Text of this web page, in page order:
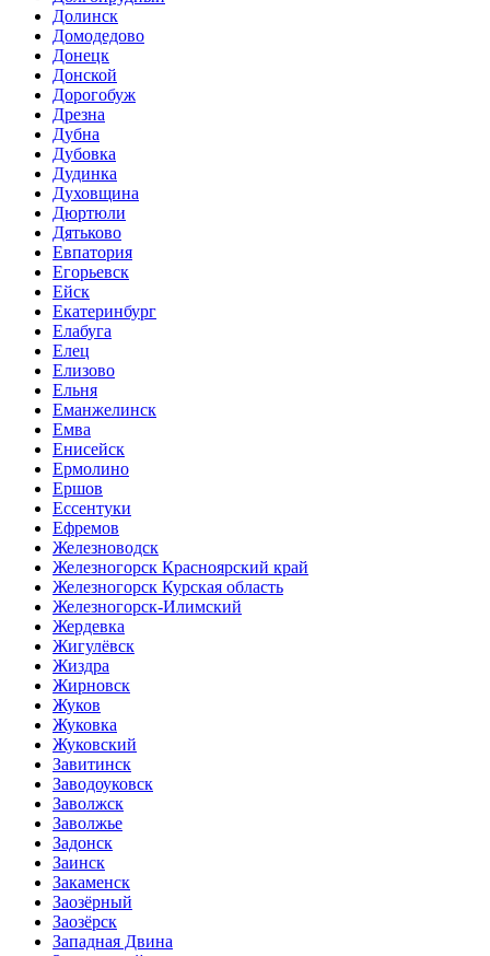
Долинск
Домодедово
Донецк
Донской
Дорогобуж
Дрезна
Дубна
Дубовка
Дудинка
Духовщина
Дюртюли
Дятьково
Евпатория
Егорьевск
Ейск
Екатеринбург
Елабуга
Елец
Елизово
Ельня
Еманжелинск
Емва
Енисейск
Ермолино
Ершов
Ессентуки
Ефремов
Железноводск
Железногорск Красноярский край
Железногорск Курская область
Железногорск-Илимский
Жердевка
Жигулёвск
Жиздра
Жирновск
Жуков
Жуковка
Жуковский
Завитинск
Заводоуковск
Заволжск
Заволжье
Задонск
Заинск
Закаменск
Заозёрный
Заозёрск
Западная Двина